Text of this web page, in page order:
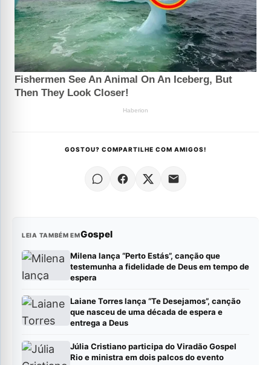
GOSTOU? COMPARTILHE COM AMIGOS!
LEIA TAMBÉM EMGospel
Milena lança “Perto Estás”, canção que
testemunha a fidelidade de Deus em tempo de
espera
Laiane Torres lança “Te Desejamos”, canção
que nasceu de uma década de espera e
entrega a Deus
Júlia Cristiano participa do Viradão Gospel
Rio e ministra em dois palcos do evento